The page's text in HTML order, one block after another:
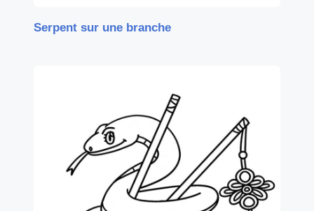
Serpent sur une branche